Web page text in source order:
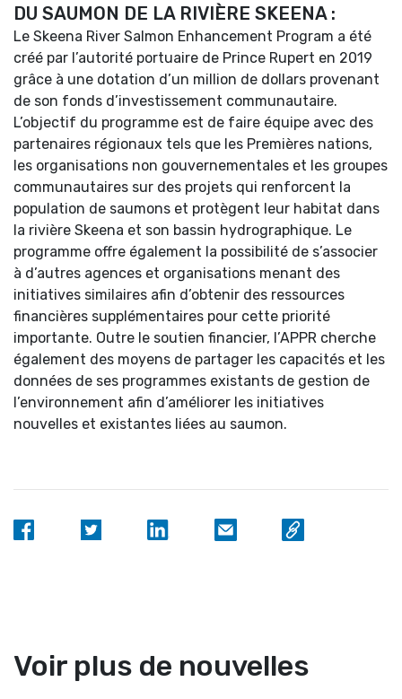
DU SAUMON DE LA RIVIÈRE SKEENA :
Le Skeena River Salmon Enhancement Program a été
créé par l’autorité portuaire de Prince Rupert en 2019
grâce à une dotation d’un million de dollars provenant
de son fonds d’investissement communautaire.
L’objectif du programme est de faire équipe avec des
partenaires régionaux tels que les Premières nations,
les organisations non gouvernementales et les groupes
communautaires sur des projets qui renforcent la
population de saumons et protègent leur habitat dans
la rivière Skeena et son bassin hydrographique. Le
programme offre également la possibilité de s’associer
à d’autres agences et organisations menant des
initiatives similaires afin d’obtenir des ressources
financières supplémentaires pour cette priorité
importante. Outre le soutien financier, l’APPR cherche
également des moyens de partager les capacités et les
données de ses programmes existants de gestion de
l’environnement afin d’améliorer les initiatives
nouvelles et existantes liées au saumon.
Voir plus de nouvelles